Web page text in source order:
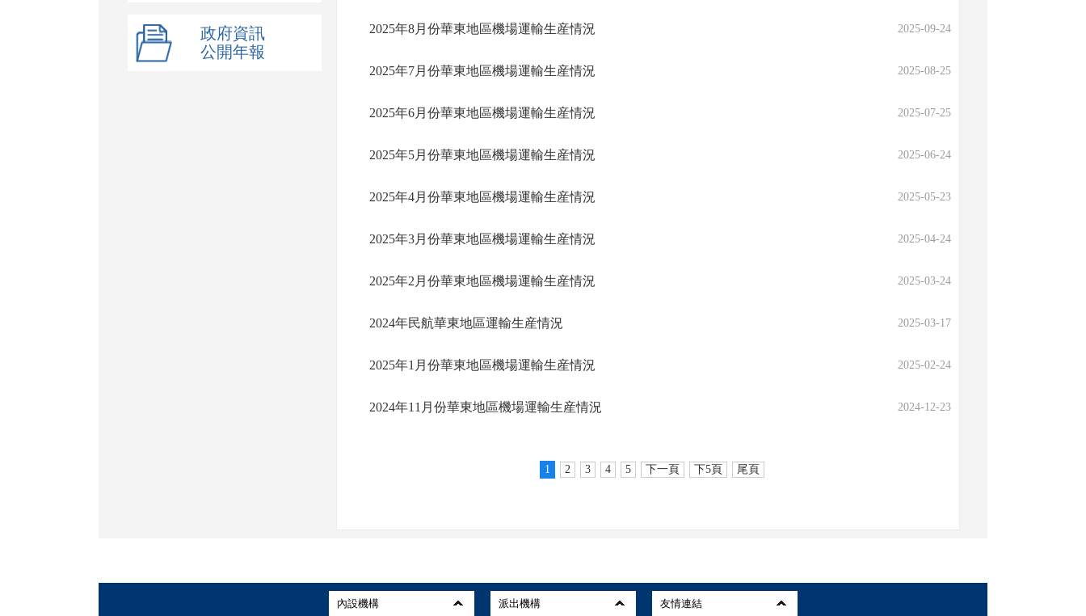
政府資訊
公開年報
2025年8月份華東地區機場運輸生産情況 2025-09-24
2025年7月份華東地區機場運輸生産情況 2025-08-25
2025年6月份華東地區機場運輸生産情況 2025-07-25
2025年5月份華東地區機場運輸生産情況 2025-06-24
2025年4月份華東地區機場運輸生産情況 2025-05-23
2025年3月份華東地區機場運輸生産情況 2025-04-24
2025年2月份華東地區機場運輸生産情況 2025-03-24
2024年民航華東地區運輸生産情況 2025-03-17
2025年1月份華東地區機場運輸生産情況 2025-02-24
2024年11月份華東地區機場運輸生産情況 2024-12-23
1 2 3 4 5 下一頁 下5頁 尾頁